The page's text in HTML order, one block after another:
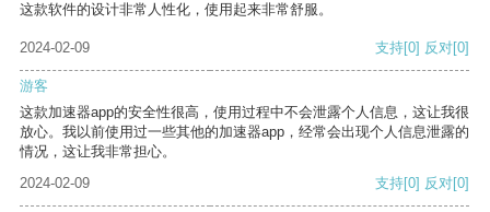
这款软件的设计非常人性化，使用起来非常舒服。
2024-02-09 支持[0] 反对[0]
游客
这款加速器app的安全性很高，使用过程中不会泄露个人信息，这让我很
放心。我以前使用过一些其他的加速器app，经常会出现个人信息泄露的
情况，这让我非常担心。
2024-02-09
支持[0] 反对[0]